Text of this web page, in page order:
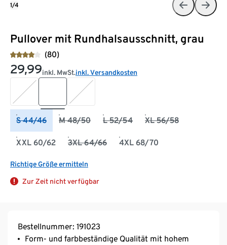
Pullover mit Rundhalsausschnitt, grau
(80)
29,99inkl. MwSt.inkl. Versandkosten
S 44/46 M 48/50 L 52/54 XL 56/58
XXL 60/62 3XL 64/66 4XL 68/70
Richtige Größe ermitteln
Zur Zeit nicht verfügbar
1/4
Bestellnummer: 191023
Form- und farbbeständige Qualität mit hohem